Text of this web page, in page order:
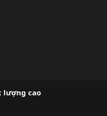
lượng cao